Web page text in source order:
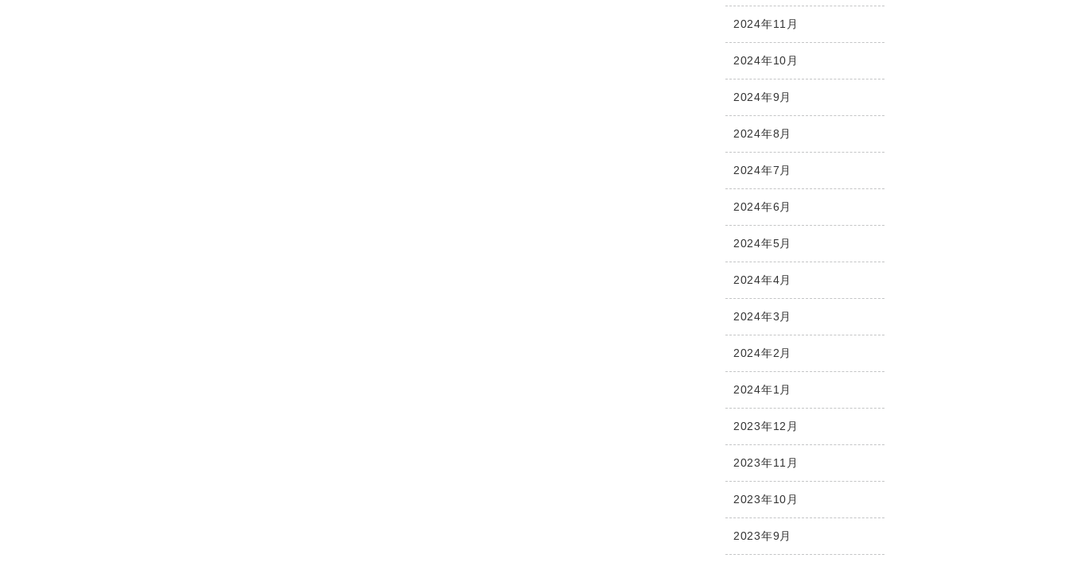
2024年11月
2024年10月
2024年9月
2024年8月
2024年7月
2024年6月
2024年5月
2024年4月
2024年3月
2024年2月
2024年1月
2023年12月
2023年11月
2023年10月
2023年9月